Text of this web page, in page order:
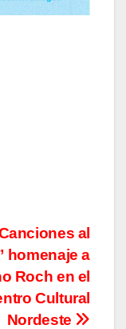
al
homenaje a
Roch en el
Cultural
Nordeste